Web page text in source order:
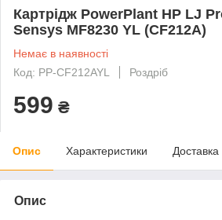
Картрідж PowerPlant HP LJ
Sensys MF8230 YL (CF212A)
Немає в наявності
Код: PP-CF212AYL
Роздріб
599 ₴
Опис Характеристики Доставка
Опис